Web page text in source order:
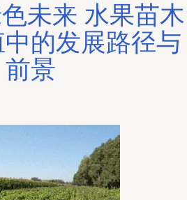
未来 水果苗木
的发展路径与
前景